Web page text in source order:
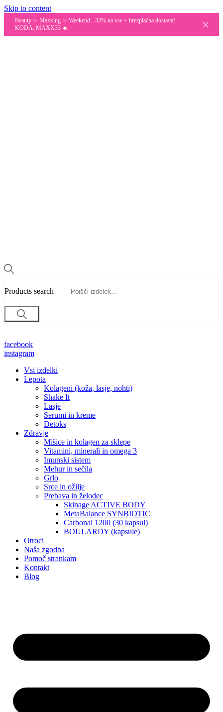
Skip to content
Beauty ✨ Maxxing ✨ Weekend: -33% na vse + brezplačna dostava!
KODA: MAXX33 🔥
Products search
facebook
instagram
Vsi izdelki
Lepota
Kolageni (koža, lasje, nohti)
Shake It
Lasje
Serumi in kreme
Detoks
Zdravje
Mišice in kolagen za sklepe
Vitamini, minerali in omega 3
Imunski sistem
Mehur in sečila
Grlo
Srce in ožilje
Prebava in želodec
Skinage ACTIVE BODY
MetaBalance SYNBIOTIC
Carbonal 1200 (30 kapsul)
BOULARDY (kapsule)
Otroci
Naša zgodba
Pomoč strankam
Kontakt
Blog